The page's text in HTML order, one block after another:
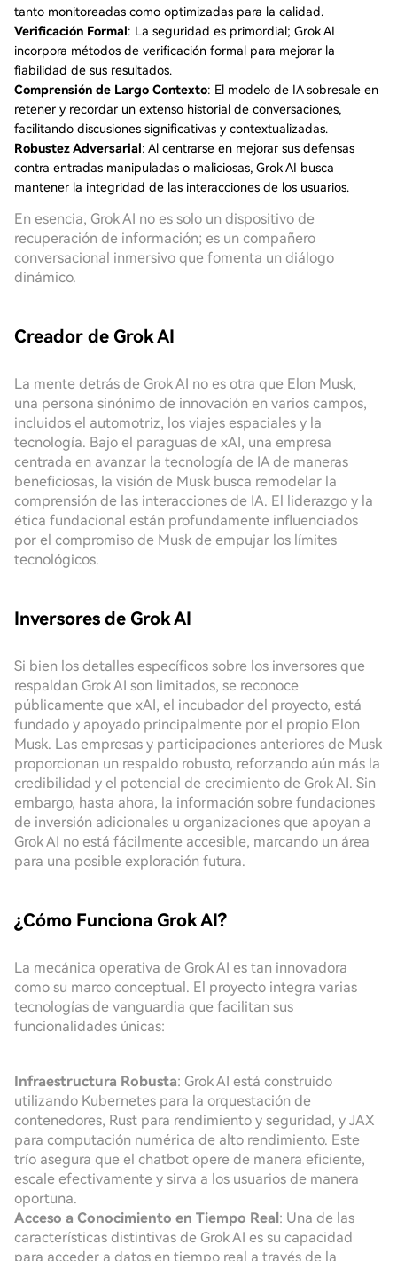
tanto monitoreadas como optimizadas para la calidad.
Verificación Formal: La seguridad es primordial; Grok AI
incorpora métodos de verificación formal para mejorar la
fiabilidad de sus resultados.
Comprensión de Largo Contexto: El modelo de IA sobresale en
retener y recordar un extenso historial de conversaciones,
facilitando discusiones significativas y contextualizadas.
Robustez Adversarial: Al centrarse en mejorar sus defensas
contra entradas manipuladas o maliciosas, Grok AI busca
mantener la integridad de las interacciones de los usuarios.
En esencia, Grok AI no es solo un dispositivo de
recuperación de información; es un compañero
conversacional inmersivo que fomenta un diálogo
dinámico.
Creador de Grok AI
La mente detrás de Grok AI no es otra que Elon Musk,
una persona sinónimo de innovación en varios campos,
incluidos el automotriz, los viajes espaciales y la
tecnología. Bajo el paraguas de xAI, una empresa
centrada en avanzar la tecnología de IA de maneras
beneficiosas, la visión de Musk busca remodelar la
comprensión de las interacciones de IA. El liderazgo y la
ética fundacional están profundamente influenciados
por el compromiso de Musk de empujar los límites
tecnológicos.
Inversores de Grok AI
Si bien los detalles específicos sobre los inversores que
respaldan Grok AI son limitados, se reconoce
públicamente que xAI, el incubador del proyecto, está
fundado y apoyado principalmente por el propio Elon
Musk. Las empresas y participaciones anteriores de Musk
proporcionan un respaldo robusto, reforzando aún más la
credibilidad y el potencial de crecimiento de Grok AI. Sin
embargo, hasta ahora, la información sobre fundaciones
de inversión adicionales u organizaciones que apoyan a
Grok AI no está fácilmente accesible, marcando un área
para una posible exploración futura.
¿Cómo Funciona Grok AI?
La mecánica operativa de Grok AI es tan innovadora
como su marco conceptual. El proyecto integra varias
tecnologías de vanguardia que facilitan sus
funcionalidades únicas:
Infraestructura Robusta: Grok AI está construido
utilizando Kubernetes para la orquestación de
contenedores, Rust para rendimiento y seguridad, y JAX
para computación numérica de alto rendimiento. Este
trío asegura que el chatbot opere de manera eficiente,
escale efectivamente y sirva a los usuarios de manera
oportuna.
Acceso a Conocimiento en Tiempo Real: Una de las
características distintivas de Grok AI es su capacidad
para acceder a datos en tiempo real a través de la